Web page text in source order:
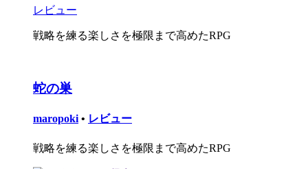
レビュー
戦略を練る楽しさを極限まで高めたRPG
蛇の巣
maropoki • レビュー
戦略を練る楽しさを極限まで高めたRPG